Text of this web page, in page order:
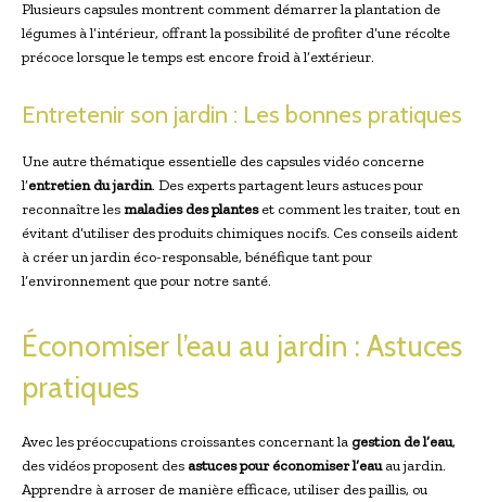
Plusieurs capsules montrent comment démarrer la plantation de
légumes à l’intérieur, offrant la possibilité de profiter d’une récolte
précoce lorsque le temps est encore froid à l’extérieur.
Entretenir son jardin : Les bonnes pratiques
Une autre thématique essentielle des capsules vidéo concerne
l’entretien du jardin. Des experts partagent leurs astuces pour
reconnaître lesmaladies des planteset comment les traiter, tout en
évitant d’utiliser des produits chimiques nocifs. Ces conseils aident
à créer un jardin éco-responsable, bénéfique tant pour
l’environnement que pour notre santé.
Économiser l’eau au jardin : Astuces
pratiques
Avec les préoccupations croissantes concernant la gestion de l’eau,
des vidéos proposent des astuces pour économiser l’eauau jardin.
Apprendre à arroser de manière efficace, utiliser des paillis, ou